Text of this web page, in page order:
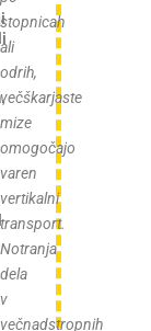
stopnicah
ali
odrih,
večškarjaste
mize
omogočajo
varen
vertikalni
transport.
Notranja
dela
v
večnadstropnih